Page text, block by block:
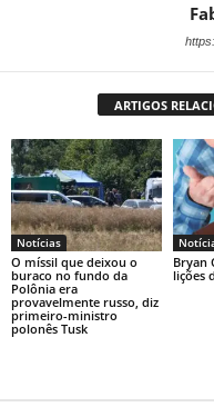
ARTIGOS
Notícias
O míssil que deixou o
buraco no fundo da
Polônia era
provavelmente russo, diz
primeiro-ministro
polonês Tusk
Bryan
lições